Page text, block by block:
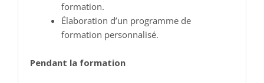
formation.
Élaboration d’un programme de
formation personnalisé.
Pendant la formation